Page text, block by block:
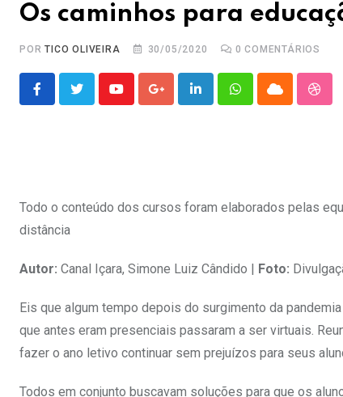
Os caminhos para
PORTICO OLIVEIRA 30/05/2020 0 COMENTÁRIOS
YoutubeGoogle+LinkedInWhatsappCloud
Todo o conteúdo dos cursos foram elaborados pelas
distância
Autor: Canal Içara, Simone Luiz Cândido | Foto:
Eis que algum tempo depois do surgimento da
que antes eram presenciais passaram a ser virtuais.
fazer o ano letivo continuar sem prejuízos para seus
Todos em conjunto buscavam soluções para que os